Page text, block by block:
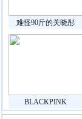
难怪90斤的关晓彤
BLACKPINK